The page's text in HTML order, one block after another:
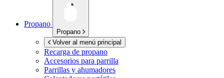
Propano
Propano
Volver al menú principal
Recarga de propano
Accesorios para parrilla
Parrillas y ahumadores